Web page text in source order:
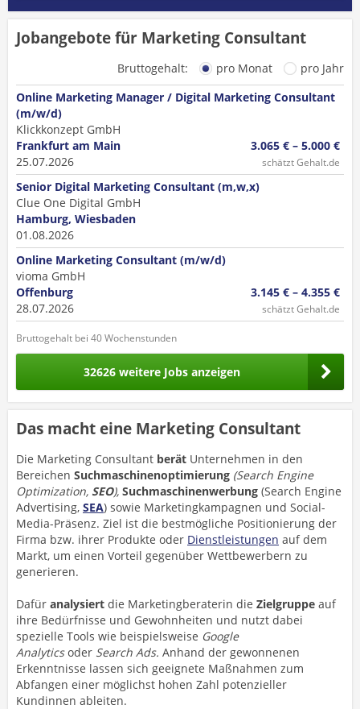
Jobangebote für Marketing Consultant
Bruttogehalt: pro Monat
pro Jahr
Online Marketing Manager / Digital Marketing Consultant
(m/w/d)
Klickkonzept GmbH
Frankfurt am Main
25.07.2026
3.065 € – 5.000 €
schätzt Gehalt.de
Senior Digital Marketing Consultant (m,w,x)
Clue One Digital GmbH
Hamburg, Wiesbaden
01.08.2026
Online Marketing Consultant (m/w/d)
vioma GmbH
Offenburg
28.07.2026
3.145 € – 4.355 €
schätzt Gehalt.de
Bruttogehalt bei 40 Wochenstunden
32626 weitere Jobs anzeigen
Das macht eine Marketing Consultant
Die Marketing Consultant berät Unternehmen in den
Bereichen Suchmaschinenoptimierung (Search Engine
Optimization, SEO), Suchmaschinenwerbung (Search Engine
Advertising, SEA) sowie Marketingkampagnen und Social-
Media-Präsenz. Ziel ist die bestmögliche Positionierung der
Firma bzw. ihrer Produkte oder Dienstleistungen auf dem
Markt, um einen Vorteil gegenüber Wettbewerbern zu
generieren.
Dafür analysiert die Marketingberaterin die Zielgruppe auf
ihre Bedürfnisse und Gewohnheiten und nutzt dabei
spezielle Tools wie beispielsweise Google
Analyticsoder Search Ads. Anhand der gewonnenen
Erkenntnisse lassen sich geeignete Maßnahmen zum
Abfangen einer möglichst hohen Zahl potenzieller
Kundinnen ableiten.